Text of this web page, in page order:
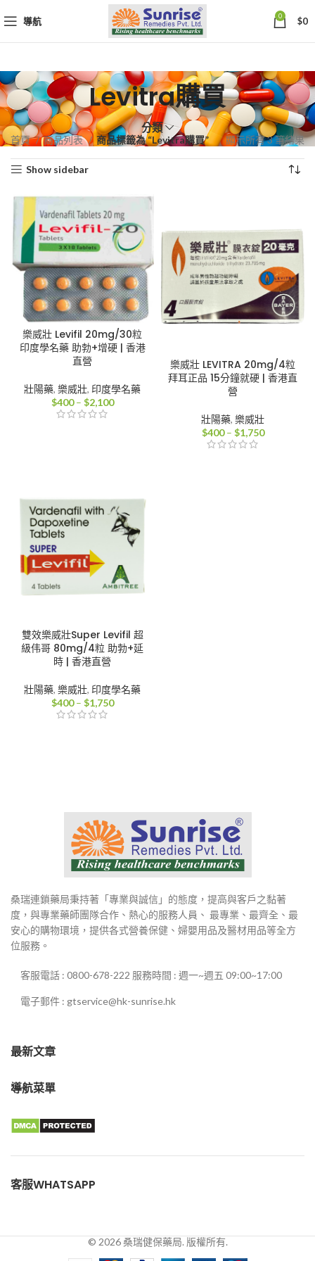
導航 0 $0
Levitra購買
分類
首頁 商品列表 商品標籤為 “Levitra購買” 顯示所有 3 筆結果依
Show sidebar
樂威壯 Levifil 20mg/30粒
印度學名藥 助勃+增硬 | 香港
直營
壯陽藥, 樂威壯, 印度學名藥
$400 – $2,100價
樂威壯 LEVITRA 20mg/4粒
拜耳正品 15分鐘就硬 | 香港直
營
壯陽藥, 樂威壯
$400 – $1,750價
雙效樂威壯Super Levifil 超
級伟哥 80mg/4粒 助勃+延
時 | 香港直營
壯陽藥, 樂威壯, 印度學名藥
$400 – $1,750價
桑瑞連鎖藥局秉持著「專業與誠信」的態度，提高與客戶之黏著
度，與專業藥師團隊合作、熱心的服務人員、 最專業、最齊全、最
安心的購物環境，提供各式營養保健、婦嬰用品及醫材用品等全方
位服務。
客服電話 : 0800-678-222 服務時間 : 週一~週五 09:00~17:00
電子郵件 : gtservice@hk-sunrise.hk
最新文章
導航菜單
客服WHATSAPP
© 2026 桑瑞健保藥局. 版權所有.